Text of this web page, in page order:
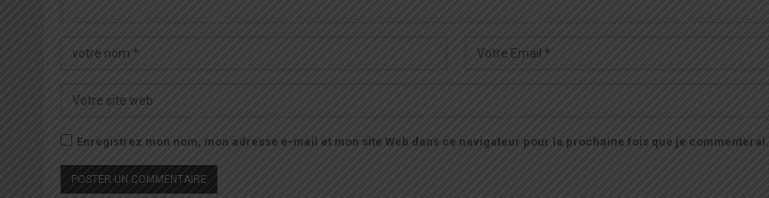
Enregistrez mon nom, mon adresse e-mail et mon site Web dans ce navigateur pour la prochaine fois que je commenterai.